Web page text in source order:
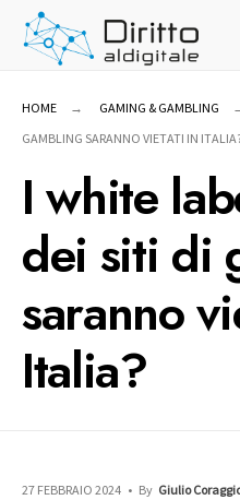
Skip
HOME GAMING & GAMBLING
GAMBLING SARANNO VIETATI IN
I white
dei siti di
saranno
Italia?
27 FEBBRAIO 2024 • By Giulio